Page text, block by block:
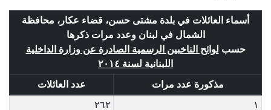
أسماء العائلات في بلدة مشتى حسن، قضاء عكار، محافظة
الشمال في لبنان وعدد مرات ذكرها
حسب لوائح الناخبين الرسمية الصادرة عن وزارة الداخلية
اللبنانية لسنة ٢٠١٤
مذكورة عدد مرات
عدد العائلات
١
٢٦٢